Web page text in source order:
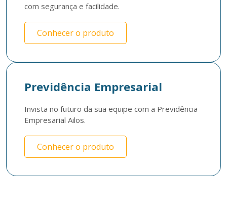
com segurança e facilidade.
Conhecer o produto
Previdência Empresarial
Invista no futuro da sua equipe com a Previdência
Empresarial Ailos.
Conhecer o produto